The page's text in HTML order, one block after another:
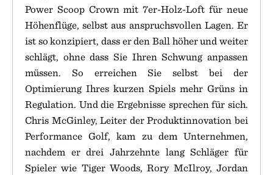
Power Scoop Crown mit 7er-Holz-Loft für neue
Höhenflüge, selbst aus anspruchsvollen Lagen. Er
ist so konzipiert, dass er den Ball höher und weiter
schlägt, ohne dass Sie Ihren Schwung anpassen
müssen. So erreichen Sie selbst bei der
Optimierung Ihres kurzen Spiels mehr Grüns in
Regulation. Und die Ergebnisse sprechen für sich.
Chris McGinley, Leiter der Produktinnovation bei
Performance Golf, kam zu dem Unternehmen,
nachdem er drei Jahrzehnte lang Schläger für
Spieler wie Tiger Woods, Rory McIlroy, Jordan